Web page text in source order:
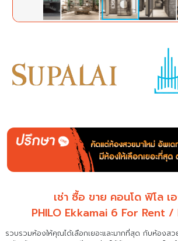
เช่า ซื้อ ขาย คอนโด ฟิโล เ
PHILO Ekkamai 6 For Rent
รวบรวมห้องให้คุณได้เลือกเยอะและมากที่สุด กับห้องส